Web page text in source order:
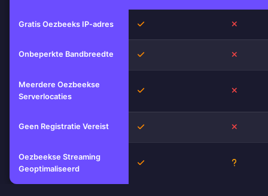
Gratis Oezbeeks IP-adres Ja
Onbeperkte Bandbreedte Ja
Meerdere Oezbeekse
Serverlocaties
Ja
Geen Registratie Vereist Ja
Oezbeekse Streaming
Geoptimaliseerd
Ja